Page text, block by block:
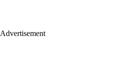
Advertisement